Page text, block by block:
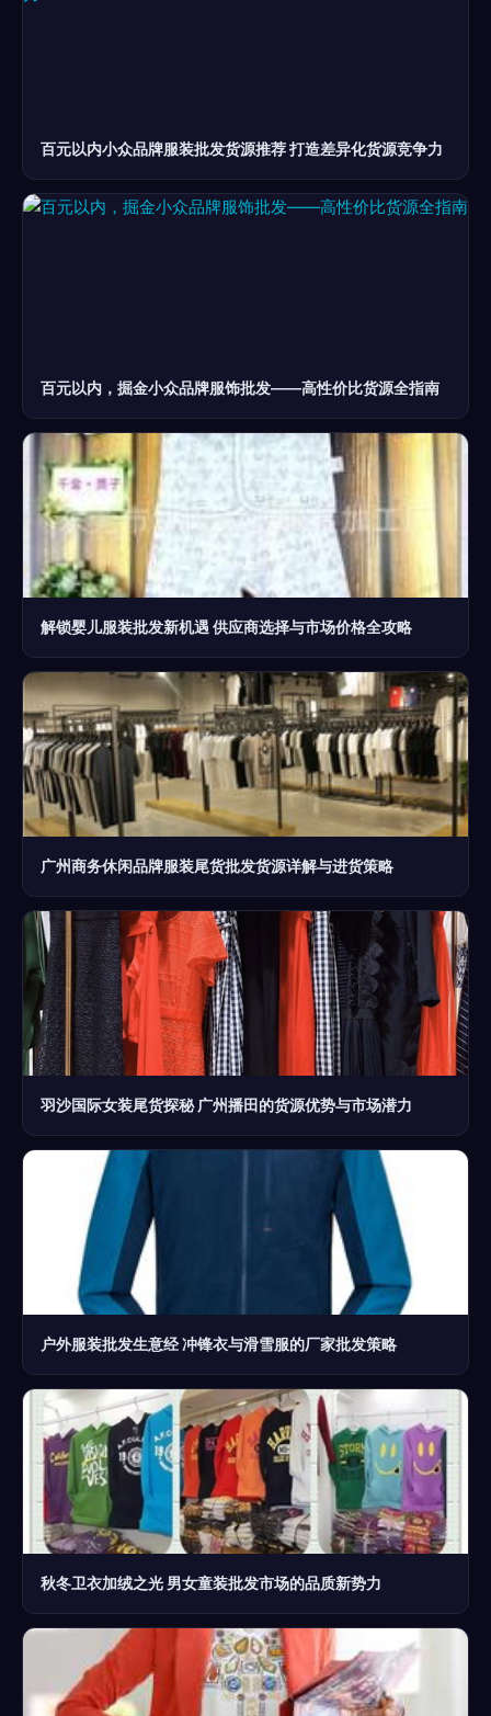
百元以内小众品牌服装批发货源推荐 打造差异化货源竞争力
百元以内，掘金小众品牌服饰批发——高性价比货源全指南
解锁婴儿服装批发新机遇 供应商选择与市场价格全攻略
广州商务休闲品牌服装尾货批发货源详解与进货策略
羽沙国际女装尾货探秘 广州播田的货源优势与市场潜力
户外服装批发生意经 冲锋衣与滑雪服的厂家批发策略
秋冬卫衣加绒之光 男女童装批发市场的品质新势力